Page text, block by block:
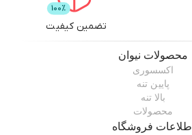
تضمین کیفیت
محصولات نیوان
اکسسوری
پایین تنه
بالا تنه
محصولات
اطلاعات فروشگاه